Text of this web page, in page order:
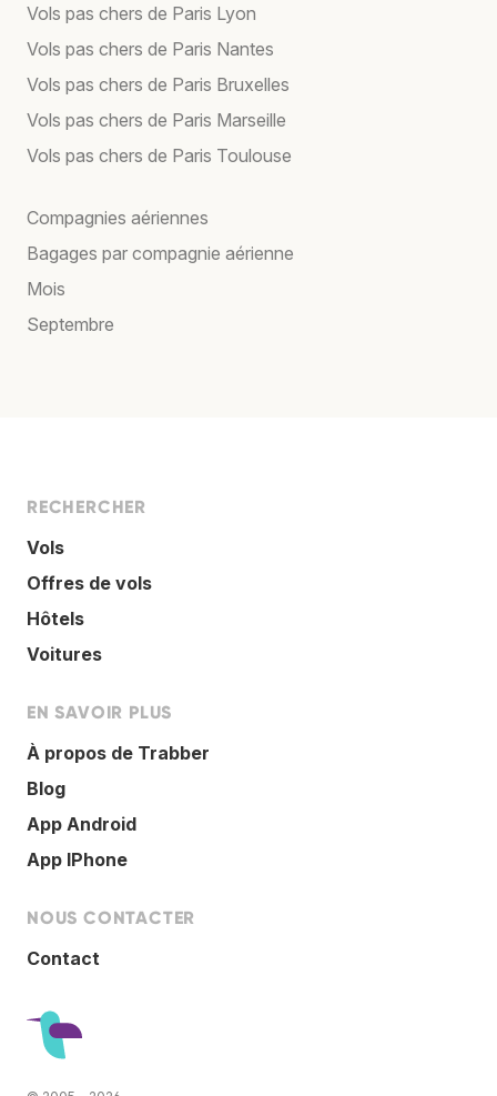
Vols pas chers de Paris Lyon
Vols pas chers de Paris Nantes
Vols pas chers de Paris Bruxelles
Vols pas chers de Paris Marseille
Vols pas chers de Paris Toulouse
Compagnies aériennes
Bagages par compagnie aérienne
Mois
Septembre
RECHERCHER
Vols
Offres de vols
Hôtels
Voitures
EN SAVOIR PLUS
À propos de Trabber
Blog
App Android
App IPhone
NOUS CONTACTER
Contact